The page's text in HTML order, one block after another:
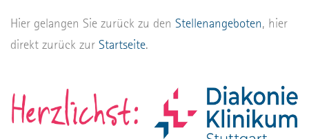
Hier gelangen Sie zurück zu den Stellenangeboten , hier
direkt zurück zur Startseite